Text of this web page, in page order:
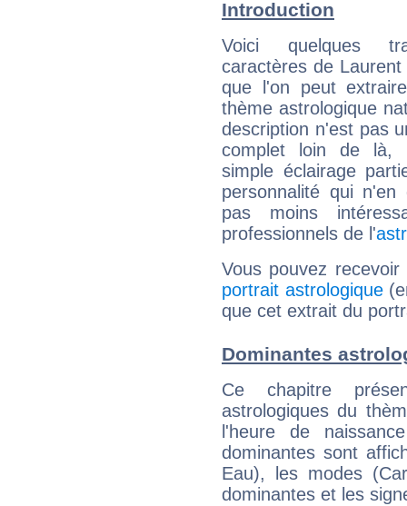
Introduction
Voici quelques
caractères de Laurent
que l'on peut
thème astrologique
description n'est pas
complet loin de là,
simple éclairage
personnalité qui n'en
pas moins
professionnels de l'
Vous pouvez
portrait astrologique
que cet extrait du
Dominantes
Ce chapitre
astrologiques du
l'heure de
dominantes sont
Eau), les modes
dominantes et les